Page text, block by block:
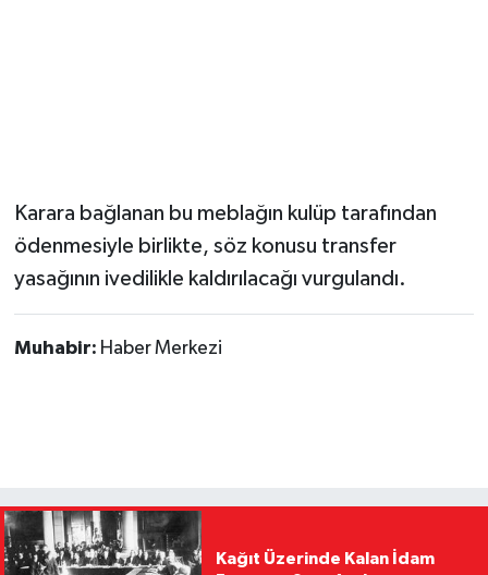
Karara bağlanan bu meblağın kulüp tarafından
ödenmesiyle birlikte, söz konusu transfer
yasağının ivedilikle kaldırılacağı vurgulandı.
Muhabir: Haber Merkezi
Kağıt Üzerinde Kalan İdam